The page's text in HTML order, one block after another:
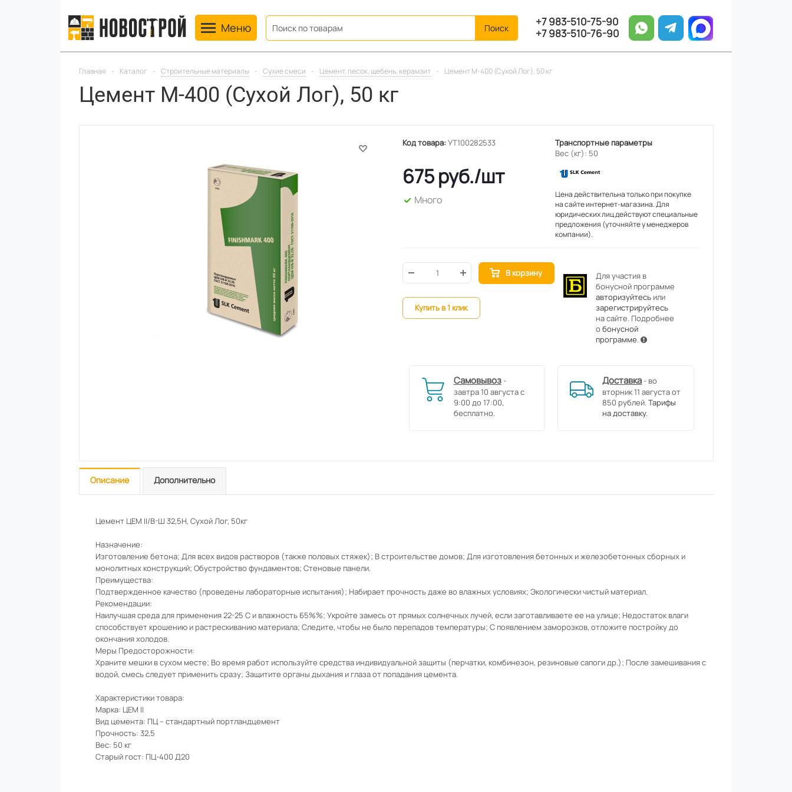
Toggle navigation
Меню
+7 983-510-75-90
+7 983-510-76-90
Главная - Каталог - Строительные материалы - Сухие смеси - Цемент, песок, щебень, керамзит - Цемент М-400 (Сухой Лог), 50 кг
Цемент М-400 (Сухой Лог), 50 кг
Код товара: УТ100282533
675руб./шт
Много
Транспортные параметры
Вес (кг): 50
Цена действительна только при покупке
на сайте интернет-магазина. Для
юридических лиц действуют специальные
предложения (уточняйте у менеджеров
компании).
В корзину
Купить в 1 клик
Для участия в
бонусной программе
авторизуйтесьили
зарегистрируйтесь
на сайте. Подробнее
обонусной
программе.
Самовывоз-
завтра 10 августа с
9:00 до 17:00,
бесплатно.
Доставка - во
вторник 11 августа от
850 рублей.Тарифы
на доставку.
Описание Дополнительно
Цемент ЦЕМ II/В-Ш 32,5Н, Сухой Лог, 50кг
Назначение:
Изготовление бетона; Для всех видов растворов (также половых стяжек); В строительстве домов; Для изготовления бетонных и железобетонных сборных и
монолитных конструкций; Обустройство фундаментов; Стеновые панели.
Преимущества:
Подтвержденное качество (проведены лабораторные испытания); Набирает прочность даже во влажных условиях; Экологически чистый материал.
Рекомендации:
Наилучшая среда для применения 22-25 С и влажность 65%%; Укройте замесь от прямых солнечных лучей, если заготавливаете ее на улице; Недостаток влаги
способствует крошению и растрескиванию материала; Следите, чтобы не было перепадов температуры; С появлением заморозков, отложите постройку до
окончания холодов.
Меры Предосторожности:
Храните мешки в сухом месте; Во время работ используйте средства индивидуальной защиты (перчатки, комбинезон, резиновые сапоги др.); После замешивания с
водой, смесь следует применить сразу; Защитите органы дыхания и глаза от попадания цемента.
Характеристики товара:
Марка: ЦЕМ II
Вид цемента: ПЦ – стандартный портландцемент
Прочность: 32,5
Вес: 50 кг
Старый гост: ПЦ-400 Д20